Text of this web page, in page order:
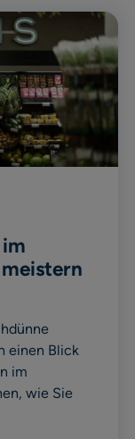
einen Blick
im
wie Sie